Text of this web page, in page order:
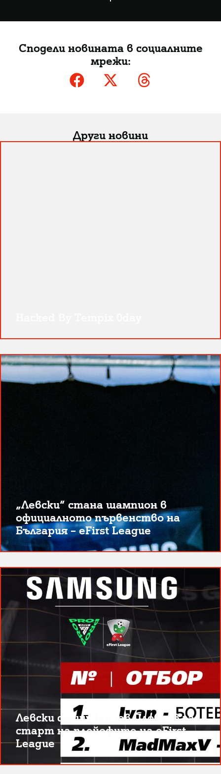
Сподели новината в социалните
мрежи:
Други новини
„Левски“ стана шампион в
официалното първенство на
България – eFirst League
Левски срещу Ботев Пловдив за
старт на плейофите на eFirst
League